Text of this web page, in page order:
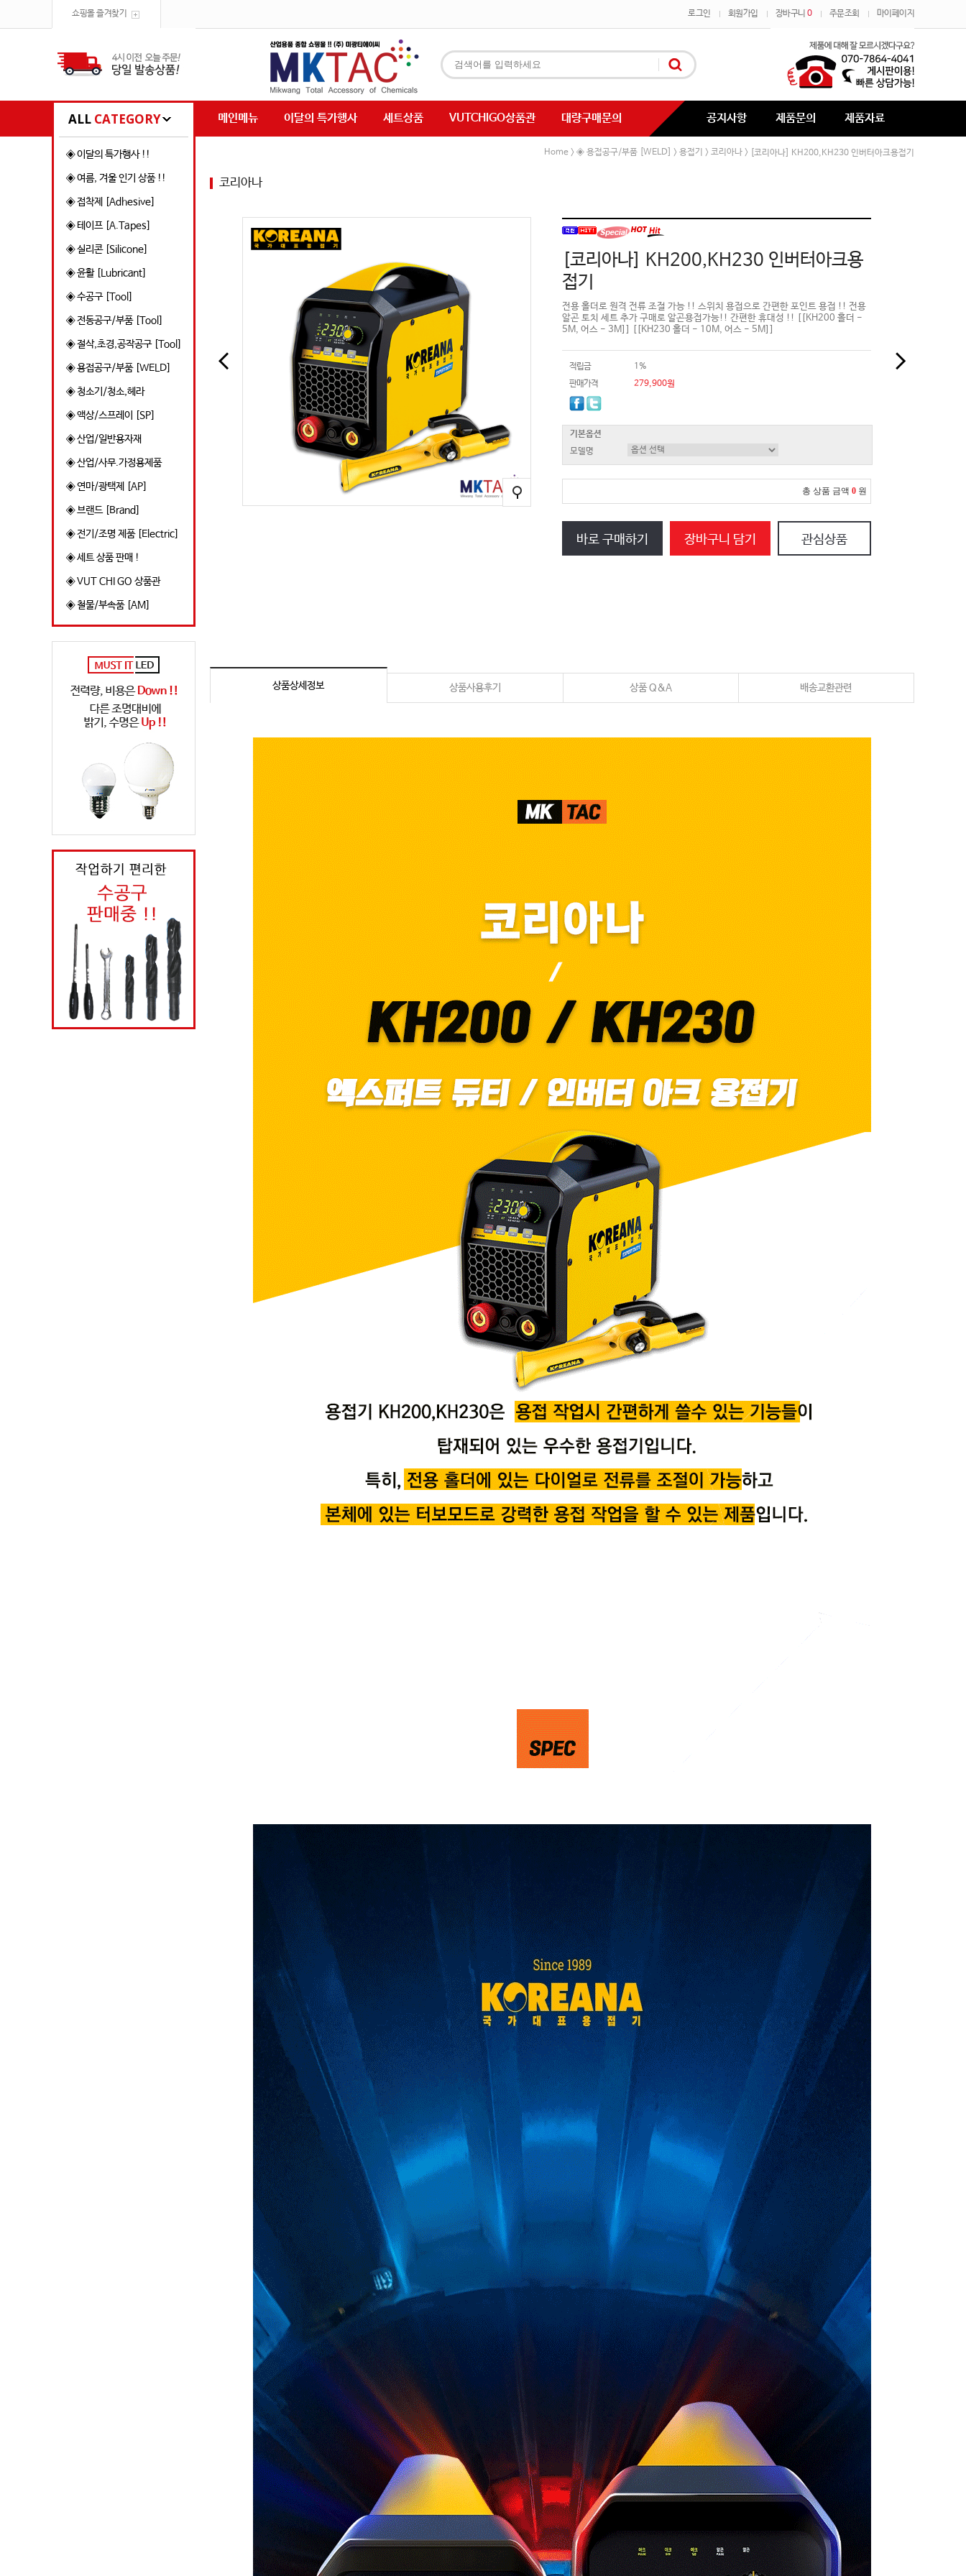
쇼핑몰 즐겨찾기 로그인 회원가입 장바구니 0 주문조회 마이페이지
ALL CATEGORY 메인메뉴 이달의 특가행사 세트상품 VUTCHIGO상품관 대량구매문의 공지사항 제품문의 제품자료
◈ 이달의 특가행사 !!
◈ 여름, 겨울 인기 상품 !!
◈ 접착제 [Adhesive]
◈ 테이프 [A.Tapes]
◈ 실리콘 [Silicone]
◈ 윤활 [Lubricant]
◈ 수공구 [Tool]
◈ 전동공구/부품 [Tool]
◈ 절삭,초경,공작공구 [Tool]
◈ 용접공구/부품 [WELD]
◈ 청소기/청소,헤라
◈ 액상/스프레이 [SP]
◈ 산업/일반용자재
◈ 산업/사무.가정용제품
◈ 연마/광택제 [AP]
◈ 브랜드 [Brand]
◈ 전기/조명 제품 [Electric]
◈ 세트 상품 판매 !
◈ VUT CHI GO 상품관
◈ 철물/부속품 [AM]
Home > ◈ 용접공구/부품 [WELD] > 용접기 > 코리아나 > [코리아나] KH200,KH230 인버터아크용접기
코리아나
[코리아나] KH200,KH230 인버터아크용
접기
전용 홀더로 원격 전류 조절 가능 !! 스위치 용접으로 간편한 포인트 용접 !! 전용
알곤 토치 세트 추가 구매로 알곤용접가능!! 간편한 휴대성 !! [[KH200 홀더 -
5M, 어스 - 3M]] [[KH230 홀더 - 10M, 어스 - 5M]]
적립금
1%
판매가격
279,900원
기본옵션
모델명
총 상품 금액 0 원
바로 구매하기 장바구니 담기 관심상품
상품상세정보 상품사용후기 상품 Q&A 배송교환관련